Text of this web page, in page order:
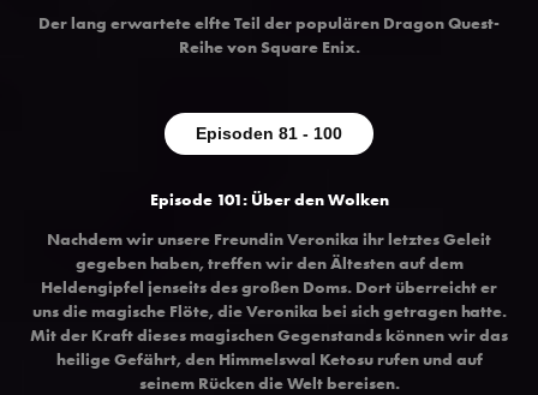
Der lang erwartete elfte Teil der populären Dragon Quest-
Reihe von Square Enix.
Episoden 81 - 100
Episode 101: Über den Wolken
Nachdem wir unsere Freundin Veronika ihr letztes Geleit
gegeben haben, treffen wir den Ältesten auf dem
Heldengipfel jenseits des großen Doms. Dort überreicht er
uns die magische Flöte, die Veronika bei sich getragen hatte.
Mit der Kraft dieses magischen Gegenstands können wir das
heilige Gefährt, den Himmelswal Ketosu rufen und auf
seinem Rücken die Welt bereisen.